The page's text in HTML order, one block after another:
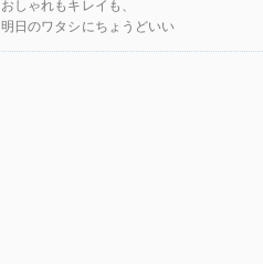
おしゃれもキレイも、
明日のワタシにちょうどいい